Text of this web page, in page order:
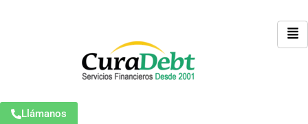
Llámanos